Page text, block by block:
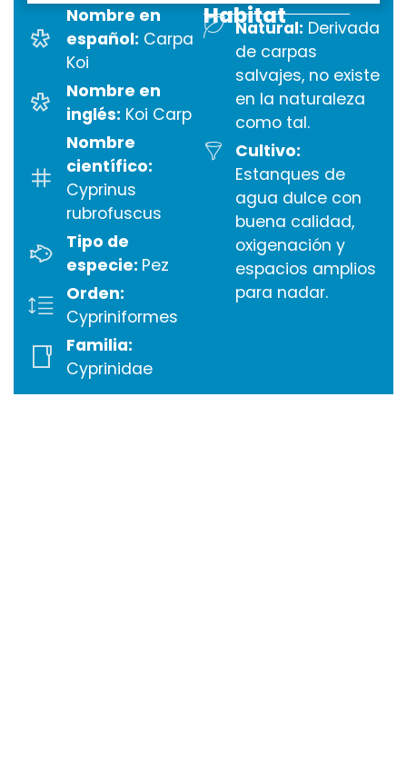
Nombre en
español: Carpa
Koi
Nombre en
inglés: Koi Carp
Nombre
científico:
Cyprinus
rubrofuscus
Tipo de
especie: Pez
Orden:
Cypriniformes
Familia:
Cyprinidae
Habitat
Natural: Derivada
de carpas
salvajes, no existe
en la naturaleza
como tal.
Cultivo:
Estanques de
agua dulce con
buena calidad,
oxigenación y
espacios amplios
para nadar.